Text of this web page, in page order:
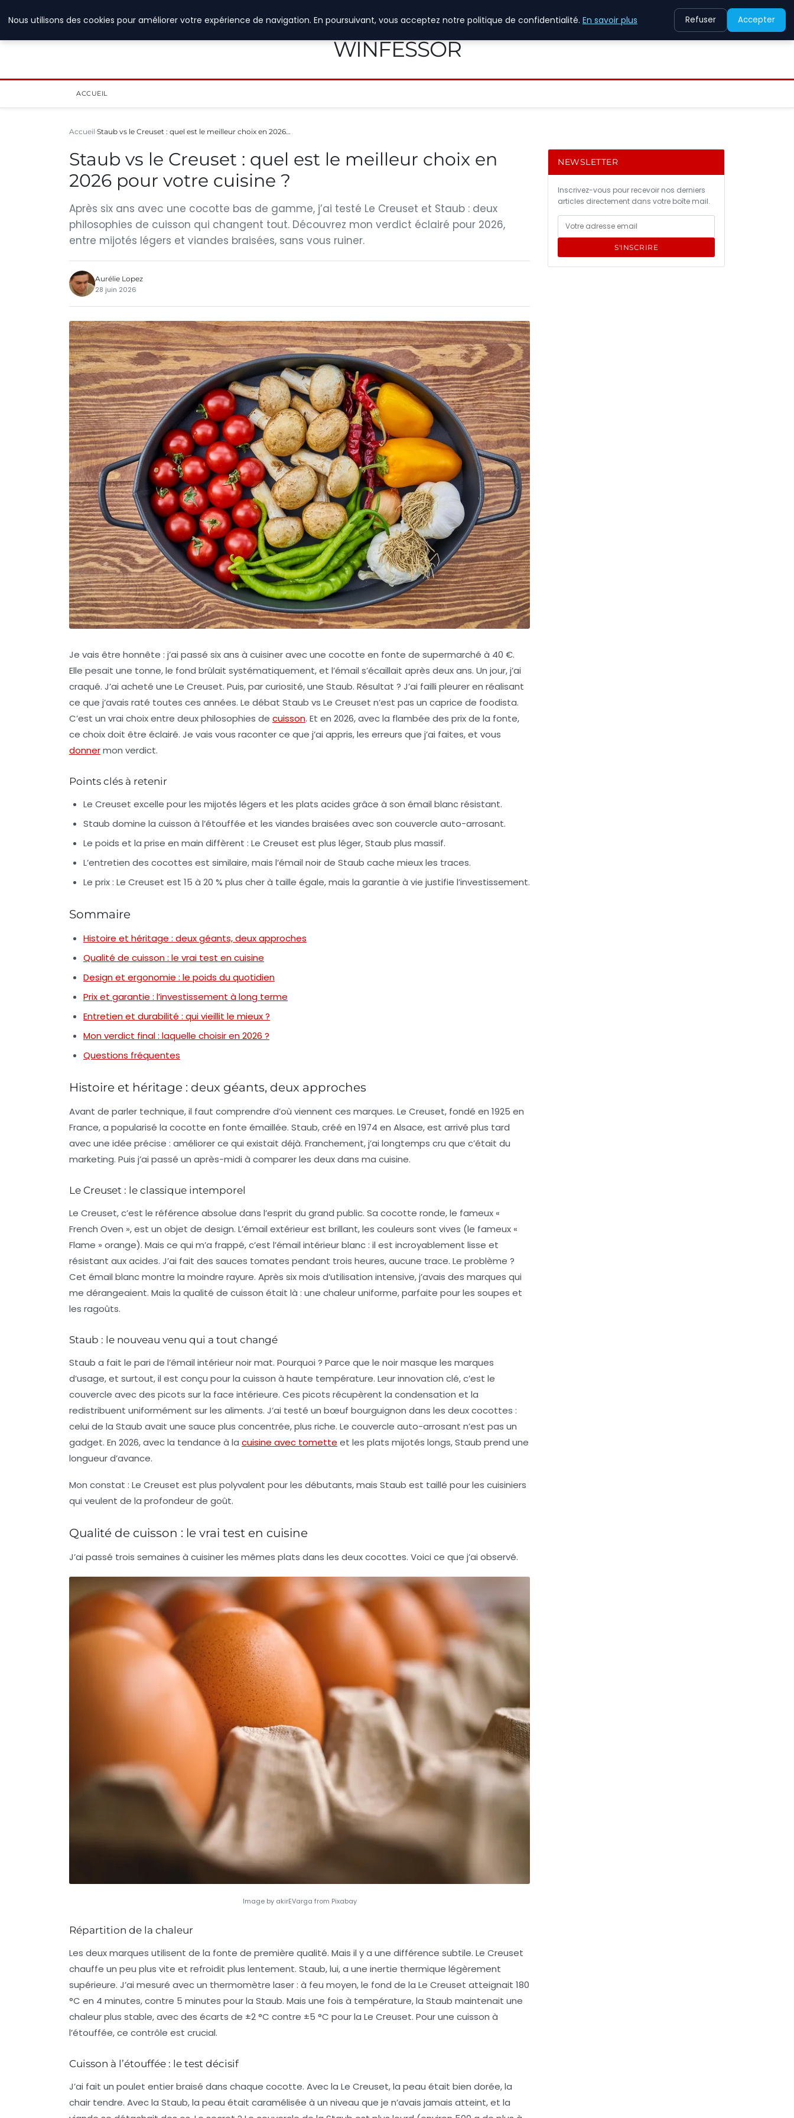
WINFESSOR
ACCUEIL
Accueil Staub vs le Creuset : quel est le meilleur choix en 2026…
Staub vs le Creuset : quel est le meilleur choix en
2026 pour votre cuisine ?
Après six ans avec une cocotte bas de gamme, j’ai testé Le Creuset et Staub : deux
philosophies de cuisson qui changent tout. Découvrez mon verdict éclairé pour 2026,
entre mijotés légers et viandes braisées, sans vous ruiner.
Aurélie Lopez
28 juin 2026
Je vais être honnête : j’ai passé six ans à cuisiner avec une cocotte en fonte de supermarché à 40 €.
Elle pesait une tonne, le fond brûlait systématiquement, et l’émail s’écaillait après deux ans. Un jour, j’ai
craqué. J’ai acheté une Le Creuset. Puis, par curiosité, une Staub. Résultat ? J’ai failli pleurer en réalisant
ce que j’avais raté toutes ces années. Le débat Staub vs Le Creuset n’est pas un caprice de foodista.
C’est un vrai choix entre deux philosophies de cuisson. Et en 2026, avec la flambée des prix de la fonte,
ce choix doit être éclairé. Je vais vous raconter ce que j’ai appris, les erreurs que j’ai faites, et vous
donnermon verdict.
Points clés à retenir
Le Creuset excelle pour les mijotés légers et les plats acides grâce à son émail blanc résistant.
Staub domine la cuisson à l’étouffée et les viandes braisées avec son couvercle auto-arrosant.
Le poids et la prise en main diffèrent : Le Creuset est plus léger, Staub plus massif.
L’entretien des cocottes est similaire, mais l’émail noir de Staub cache mieux les traces.
Le prix : Le Creuset est 15 à 20 % plus cher à taille égale, mais la garantie à vie justifie l’investissement.
Sommaire
Histoire et héritage : deux géants, deux approches
Qualité de cuisson : le vrai test en cuisine
Design et ergonomie : le poids du quotidien
Prix et garantie : l’investissement à long terme
Entretien et durabilité : qui vieillit le mieux ?
Mon verdict final : laquelle choisir en 2026 ?
Questions fréquentes
Histoire et héritage : deux géants, deux approches
Avant de parler technique, il faut comprendre d’où viennent ces marques. Le Creuset, fondé en 1925 en
France, a popularisé la cocotte en fonte émaillée. Staub, créé en 1974 en Alsace, est arrivé plus tard
avec une idée précise : améliorer ce qui existait déjà. Franchement, j’ai longtemps cru que c’était du
marketing. Puis j’ai passé un après-midi à comparer les deux dans ma cuisine.
Le Creuset : le classique intemporel
Le Creuset, c’est le référence absolue dans l’esprit du grand public. Sa cocotte ronde, le fameux «
French Oven », est un objet de design. L’émail extérieur est brillant, les couleurs sont vives (le fameux «
Flame » orange). Mais ce qui m’a frappé, c’est l’émail intérieur blanc : il est incroyablement lisse et
résistant aux acides. J’ai fait des sauces tomates pendant trois heures, aucune trace. Le problème ?
Cet émail blanc montre la moindre rayure. Après six mois d’utilisation intensive, j’avais des marques qui
me dérangeaient. Mais la qualité de cuisson était là : une chaleur uniforme, parfaite pour les soupes et
les ragoûts.
Staub : le nouveau venu qui a tout changé
Staub a fait le pari de l’émail intérieur noir mat. Pourquoi ? Parce que le noir masque les marques
d’usage, et surtout, il est conçu pour la cuisson à haute température. Leur innovation clé, c’est le
couvercle avec des picots sur la face intérieure. Ces picots récupèrent la condensation et la
redistribuent uniformément sur les aliments. J’ai testé un bœuf bourguignon dans les deux cocottes :
celui de la Staub avait une sauce plus concentrée, plus riche. Le couvercle auto-arrosant n’est pas un
gadget. En 2026, avec la tendance à la cuisine avec tomette et les plats mijotés longs, Staub prend une
longueur d’avance.
Mon constat : Le Creuset est plus polyvalent pour les débutants, mais Staub est taillé pour les cuisiniers
qui veulent de la profondeur de goût.
Qualité de cuisson : le vrai test en cuisine
J’ai passé trois semaines à cuisiner les mêmes plats dans les deux cocottes. Voici ce que j’ai observé.
Image by akirEVarga from Pixabay
Répartition de la chaleur
Les deux marques utilisent de la fonte de première qualité. Mais il y a une différence subtile. Le Creuset
chauffe un peu plus vite et refroidit plus lentement. Staub, lui, a une inertie thermique légèrement
supérieure. J’ai mesuré avec un thermomètre laser : à feu moyen, le fond de la Le Creuset atteignait 180
°C en 4 minutes, contre 5 minutes pour la Staub. Mais une fois à température, la Staub maintenait une
chaleur plus stable, avec des écarts de ±2 °C contre ±5 °C pour la Le Creuset. Pour une cuisson à
l’étouffée, ce contrôle est crucial.
Cuisson à l’étouffée : le test décisif
J’ai fait un poulet entier braisé dans chaque cocotte. Avec la Le Creuset, la peau était bien dorée, la
chair tendre. Avec la Staub, la peau était caramélisée à un niveau que je n’avais jamais atteint, et la
NEWSLETTER
Inscrivez-vous pour recevoir nos derniers
articles directement dans votre boîte mail.
S'INSCRIRE
Nous utilisons des cookies pour améliorer votre expérience de navigation. En poursuivant, vous acceptez notre politique de confidentialité. En savoir plus Refuser Accepter